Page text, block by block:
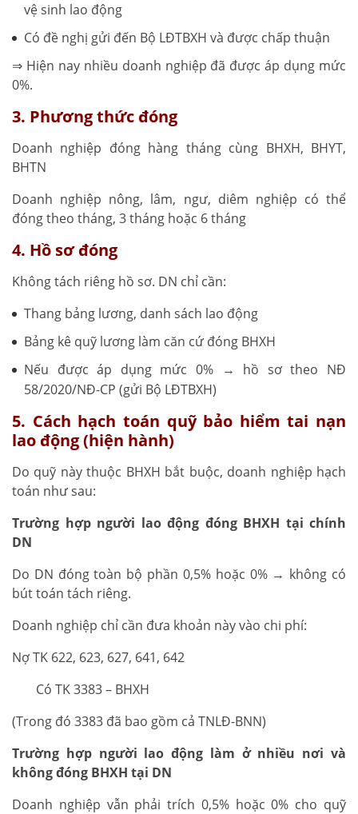
vệ sinh lao động
Có đề nghị gửi đến Bộ LĐTBXH và được chấp thuận
⇒ Hiện nay nhiều doanh nghiệp đã được áp dụng mức
0%.
3. Phương thức đóng
Doanh nghiệp đóng hàng tháng cùng BHXH, BHYT,
BHTN
Doanh nghiệp nông, lâm, ngư, diêm nghiệp có thể
đóng theo tháng, 3 tháng hoặc 6 tháng
4. Hồ sơ đóng
Không tách riêng hồ sơ. DN chỉ cần:
Thang bảng lương, danh sách lao động
Bảng kê quỹ lương làm căn cứ đóng BHXH
Nếu được áp dụng mức 0% → hồ sơ theo NĐ
58/2020/NĐ-CP (gửi Bộ LĐTBXH)
5. Cách hạch toán quỹ bảo hiểm tai nạn
lao động (hiện hành)
Do quỹ này thuộc BHXH bắt buộc, doanh nghiệp hạch
toán như sau:
Trường hợp người lao động đóng BHXH tại chính
DN
Do DN đóng toàn bộ phần 0,5% hoặc 0% → không có
bút toán tách riêng.
Doanh nghiệp chỉ cần đưa khoản này vào chi phí:
Nợ TK 622, 623, 627, 641, 642
Có TK 3383 – BHXH
(Trong đó 3383 đã bao gồm cả TNLĐ-BNN)
Trường hợp người lao động làm ở nhiều nơi và
không đóng BHXH tại DN
Doanh nghiệp vẫn phải trích 0,5% hoặc 0% cho quỹ